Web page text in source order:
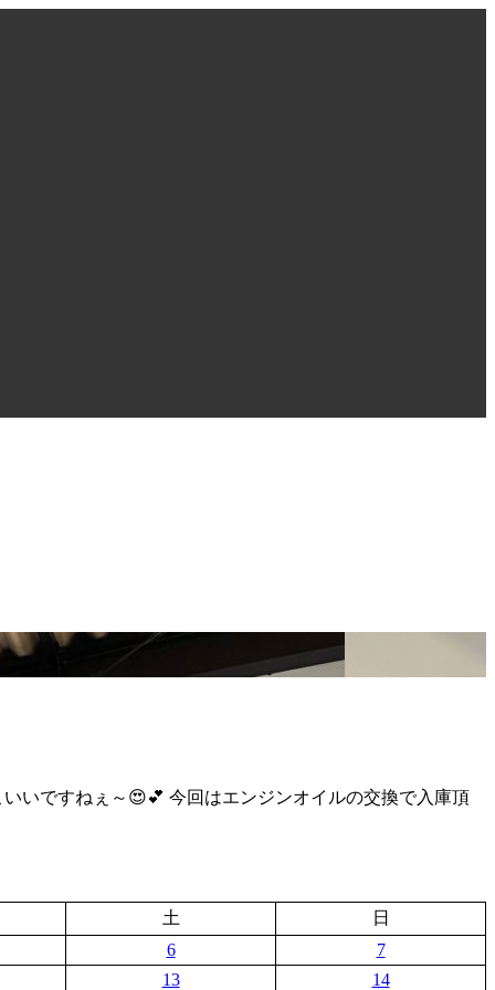
いですねぇ～😍💕 今回はエンジンオイルの交換で入庫頂
土
日
6
7
13
14